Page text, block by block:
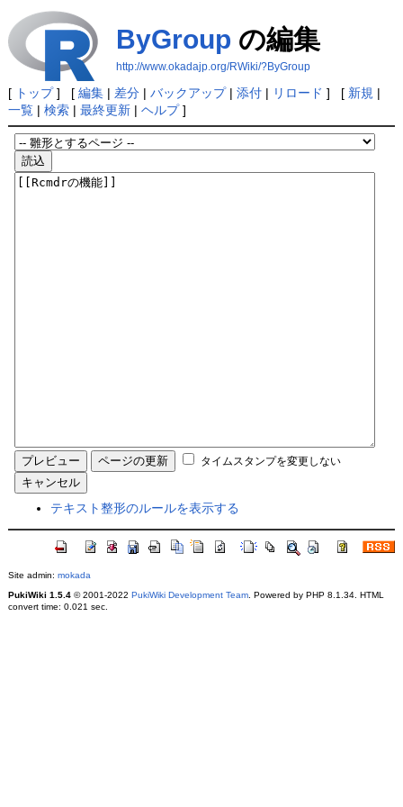
ByGroup の編集
http://www.okadajp.org/RWiki/?ByGroup
[ トップ] [ 編集| 差分| バックアップ| 添付| リロード ] [ 新規 |
一覧| 検索| 最終更新| ヘルプ]
タイムスタンプを変更しない
テキスト整形のルールを表示する
Site admin: mokada
PukiWiki 1.5.4© 2001-2022 PukiWiki Development Team. Powered by PHP 8.1.34. HTML
convert time: 0.021 sec.